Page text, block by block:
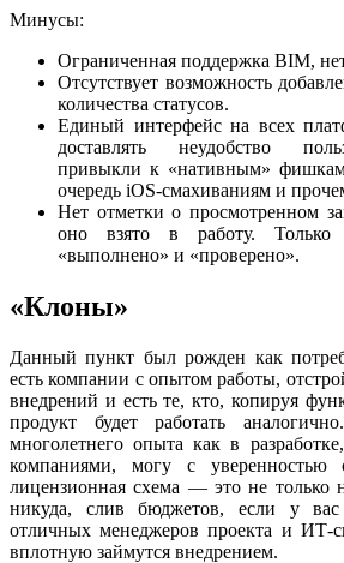
Минусы:
Ограниченная поддержка BIM,
Отсутствует возможность
количества статусов.
Единый интерфейс на всех
доставлять неудобство
привыкли к «нативным»
очередь iOS-смахиваниям и
Нет отметки о просмотренном
оно взято в работу. Только
«выполнено» и «проверено».
«Клоны»
Данный пункт был рожден как
есть компании с опытом работы,
внедрений и есть те, кто, копируя
продукт будет работать
многолетнего опыта как в
компаниями, могу с уверенностью
лицензионная схема — это не только
никуда, слив бюджетов, если у
отличных менеджеров проекта и ИТ-
вплотную займутся внедрением.